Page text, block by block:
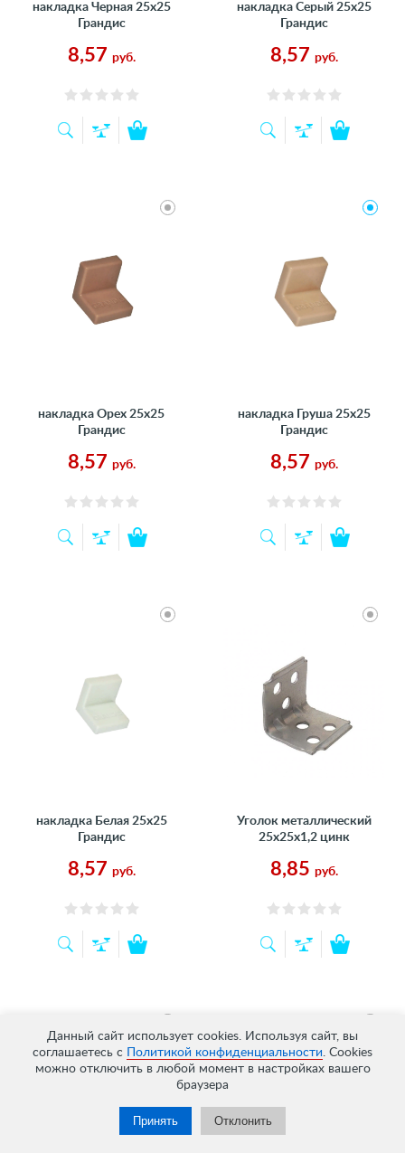
Данный сайт использует cookies. Используя сайт, вы
соглашаетесь с
Политикой конфиденциальности. Cookies
можно отключить в любой момент в настройках вашего
браузера
Принять Отклонить
накладка Черная 25х25
Грандис
8,57 руб.
накладка Серый 25х25
Грандис
8,57 руб.
накладка Орех 25х25
Грандис
8,57 руб.
накладка Груша 25х25
Грандис
8,57 руб.
накладка Белая 25х25
Грандис
8,57 руб.
Уголок металлический
25х25х1,2 цинк
8,85 руб.